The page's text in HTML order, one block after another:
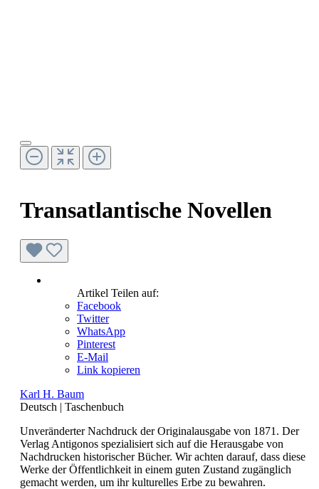
Transatlantische Novellen
Artikel Teilen auf:
Facebook
Twitter
WhatsApp
Pinterest
E-Mail
Link kopieren
Karl H. Baum
Deutsch | Taschenbuch
Unveränderter Nachdruck der Originalausgabe von 1871. Der
Verlag Antigonos spezialisiert sich auf die Herausgabe von
Nachdrucken historischer Bücher. Wir achten darauf, dass diese
Werke der Öffentlichkeit in einem guten Zustand zugänglich
gemacht werden, um ihr kulturelles Erbe zu bewahren.